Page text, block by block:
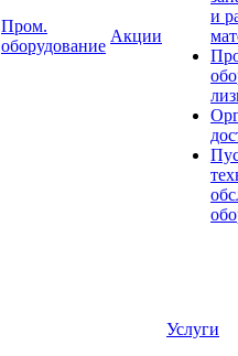
Пром.
оборудование
Акции
и
Услуги